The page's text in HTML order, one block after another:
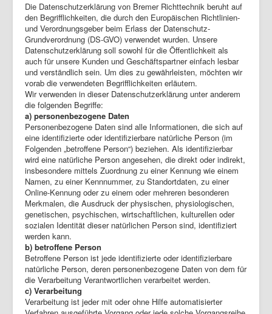
Die Datenschutzerklärung von Bremer Richttechnik beruht auf
den Begrifflichkeiten, die durch den Europäischen Richtlinien-
und Verordnungsgeber beim Erlass der Datenschutz-
Grundverordnung (DS-GVO) verwendet wurden. Unsere
Datenschutzerklärung soll sowohl für die Öffentlichkeit als
auch für unsere Kunden und Geschäftspartner einfach lesbar
und verständlich sein. Um dies zu gewährleisten, möchten wir
vorab die verwendeten Begrifflichkeiten erläutern.
Wir verwenden in dieser Datenschutzerklärung unter anderem
die folgenden Begriffe:
a) personenbezogene Daten
Personenbezogene Daten sind alle Informationen, die sich auf
eine identifizierte oder identifizierbare natürliche Person (im
Folgenden „betroffene Person“) beziehen. Als identifizierbar
wird eine natürliche Person angesehen, die direkt oder indirekt,
insbesondere mittels Zuordnung zu einer Kennung wie einem
Namen, zu einer Kennnummer, zu Standortdaten, zu einer
Online-Kennung oder zu einem oder mehreren besonderen
Merkmalen, die Ausdruck der physischen, physiologischen,
genetischen, psychischen, wirtschaftlichen, kulturellen oder
sozialen Identität dieser natürlichen Person sind, identifiziert
werden kann.
b) betroffene Person
Betroffene Person ist jede identifizierte oder identifizierbare
natürliche Person, deren personenbezogene Daten von dem für
die Verarbeitung Verantwortlichen verarbeitet werden.
c) Verarbeitung
Verarbeitung ist jeder mit oder ohne Hilfe automatisierter